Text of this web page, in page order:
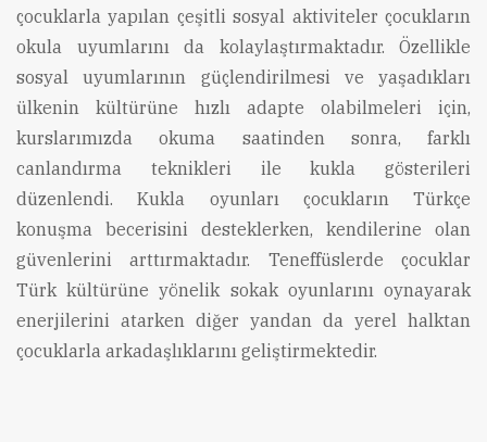
çocuklarla yapılan çeşitli sosyal aktiviteler çocukların
okula uyumlarını da kolaylaştırmaktadır. Özellikle
sosyal uyumlarının güçlendirilmesi ve yaşadıkları
ülkenin kültürüne hızlı adapte olabilmeleri için,
kurslarımızda okuma saatinden sonra, farklı
canlandırma teknikleri ile kukla gösterileri
düzenlendi. Kukla oyunları çocukların Türkçe
konuşma becerisini desteklerken, kendilerine olan
güvenlerini arttırmaktadır. Teneffüslerde çocuklar
Türk kültürüne yönelik sokak oyunlarını oynayarak
enerjilerini atarken diğer yandan da yerel halktan
çocuklarla arkadaşlıklarını geliştirmektedir.